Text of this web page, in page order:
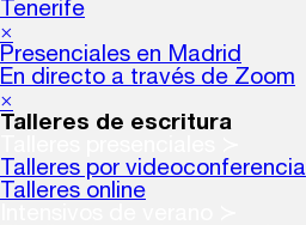
Tenerife
×
Presenciales en Madrid
En directo a través de Zoom
×
Talleres de escritura
Talleres por videoconferencia
Talleres online